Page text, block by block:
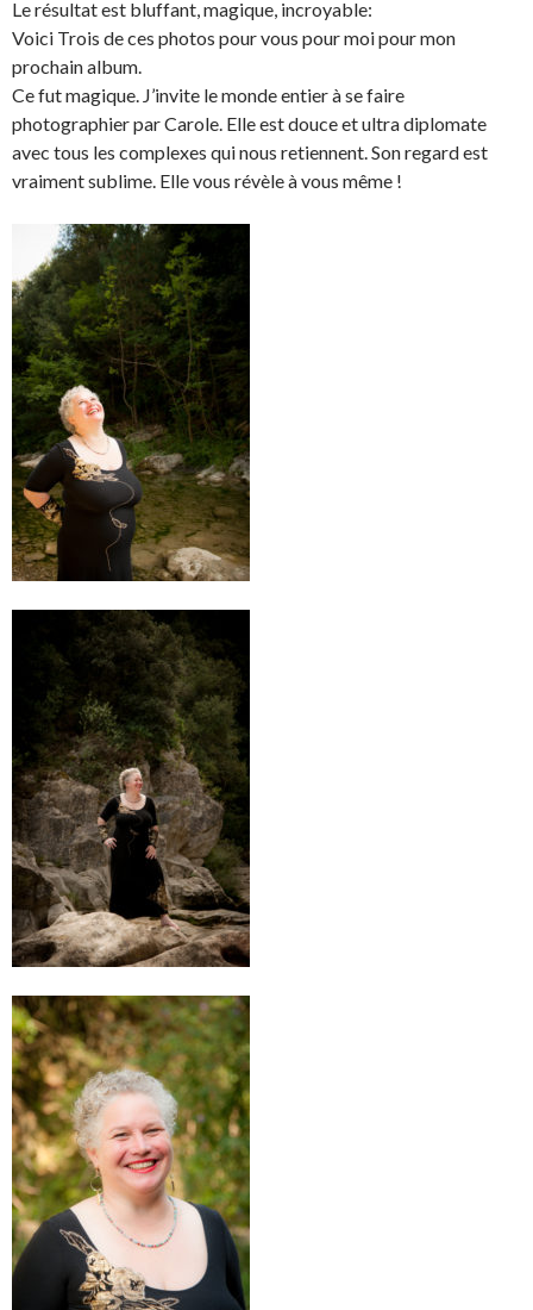
Le résultat est bluffant, magique, incroyable:
Voici Trois de ces photos pour vous pour moi pour mon
prochain album.
Ce fut magique. J’invite le monde entier à se faire
photographier par Carole. Elle est douce et ultra diplomate
avec tous les complexes qui nous retiennent. Son regard est
vraiment sublime. Elle vous révèle à vous même !